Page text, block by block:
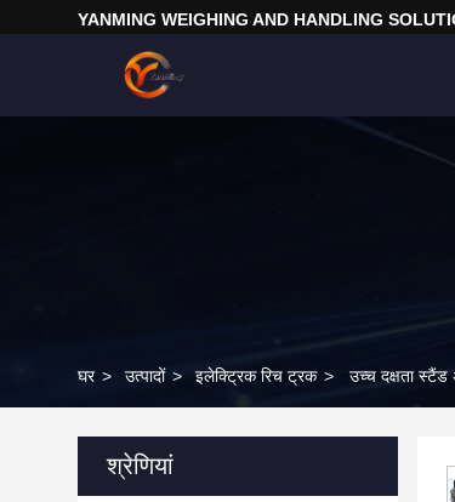
YANMING WEIGHING AND HANDLING
घर > उत्पादों > इलेक्ट्रिक रिच ट्रक > उच्च दक्षता
श्रेणियां